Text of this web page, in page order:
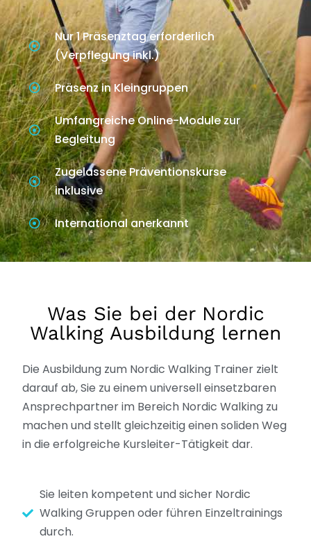
Nur 1 Präsenztag erforderlich
(Verpflegung inkl.)
Präsenz in Kleingruppen
Umfangreiche Online-Module zur
Begleitung
Zugelassene Präventionskurse
inklusive
International anerkannt
Was Sie bei der Nordic
Walking Ausbildung lernen
Die Ausbildung zum Nordic Walking Trainer zielt
darauf ab, Sie zu einem universell einsetzbaren
Ansprechpartner im Bereich Nordic Walking zu
machen und stellt gleichzeitig einen soliden Weg
in die erfolgreiche Kursleiter-Tätigkeit dar.
Sie leiten kompetent und sicher Nordic
Walking Gruppen oder führen Einzeltrainings
durch.